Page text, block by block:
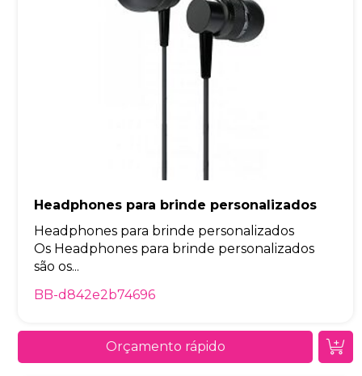
Headphones para brinde personalizados
Headphones para brinde personalizados
Os Headphones para brinde personalizados
são os...
BB-d842e2b74696
Orçamento rápido